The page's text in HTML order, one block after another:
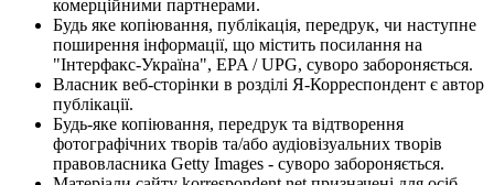
комерційними партнерами.
Будь яке копіювання, публікація, передрук, чи наступне
поширення інформації, що містить посилання на
"Інтерфакс-Україна", EPA / UPG, суворо забороняється.
Власник веб-сторінки в розділі Я-Корреспондент є автор
публікації.
Будь-яке копіювання, передрук та відтворення
фотографічних творів та/або аудіовізуальних творів
правовласника Getty Images - суворо забороняється.